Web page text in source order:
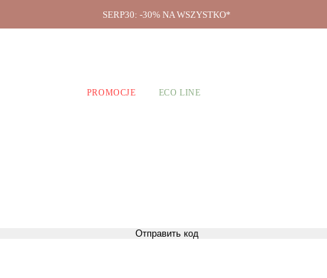
SERP30: -30% NA WSZYSTKO*
PROMOCJE ECO LINE
Отправить код